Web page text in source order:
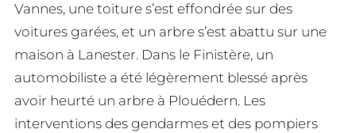
Vannes, une toiture s’est effondrée sur des
voitures garées, et un arbre s’est abattu sur une
maison à Lanester. Dans le Finistère, un
automobiliste a été légèrement blessé après
avoir heurté un arbre à Plouédern. Les
interventions des gendarmes et des pompiers